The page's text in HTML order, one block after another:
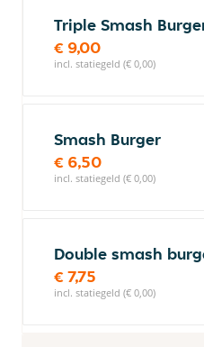
Triple Smash
€ 9,00
incl. statiegeld (€ 0,00)
Smash Burger
€ 6,50
incl. statiegeld (€ 0,00)
Double smash
€ 7,75
incl. statiegeld (€ 0,00)